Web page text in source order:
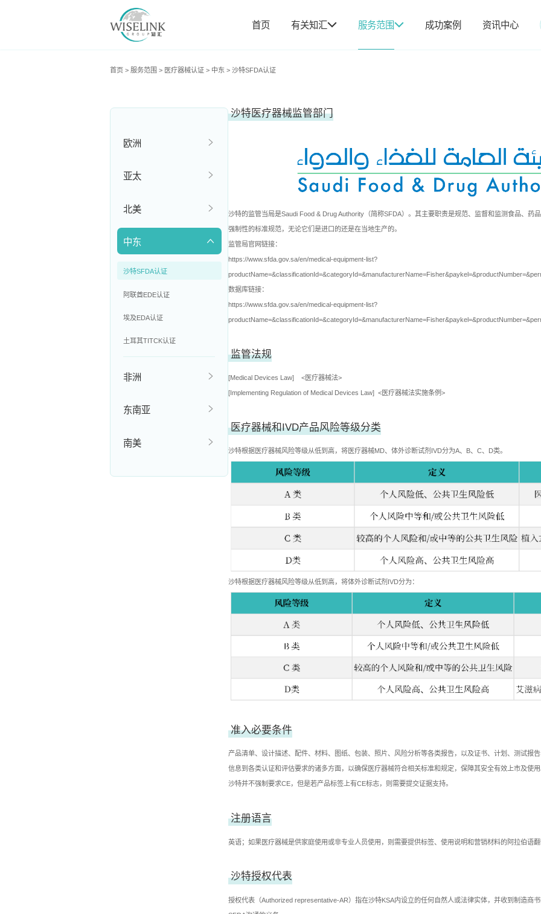
首页 有关知汇 服务范围 成功案例 资讯中心
首页 > 服务范围 > 医疗器械认证 > 中东 > 沙特SFDA认证
欧洲
亚太
北美
中东
沙特SFDA认证
阿联酋EDE认证
埃及EDA认证
土耳其TITCK认证
非洲
东南亚
南美
沙特医疗器械监管部门
沙特的监管当局是Saudi Food & Drug Authority（简称SFDA）。其主要职责是规范、监督和监测食品、药
强制性的标准规范，无论它们是进口的还是在当地生产的。
监管局官网链接：
https://www.sfda.gov.sa/en/medical-equipment-list?
数据库链接：
https://www.sfda.gov.sa/en/medical-equipment-list?
监管法规
[Medical Devices Law] <医疗器械法>
[Implementing Regulation of Medical Devices Law] <医疗器械法实施条例>
医疗器械和IVD产品风险等级分类
沙特根据医疗器械风险等级从低到高，将医疗器械MD、体外诊断试剂IVD分为A、B、C、D类。
沙特根据医疗器械风险等级从低到高，将体外诊断试剂IVD分为：
准入必要条件
产品清单、设计描述、配件、材料、图纸、包装、照片、风险分析等各类报告，以及证书、计划、测试报
信息到各类认证和评估要求的诸多方面，以确保医疗器械符合相关标准和规定，保障其安全有效上市及使用
沙特并不强制要求CE，但是若产品标签上有CE标志，则需要提交证据支持。
注册语言
英语；如果医疗器械是供家庭使用或非专业人员使用，则需要提供标签、使用说明和营销材料的阿拉伯语翻
沙特授权代表
授权代表（Authorized representative-AR）指在沙特KSA内设立的任何自然人或法律实体，并收到制造商